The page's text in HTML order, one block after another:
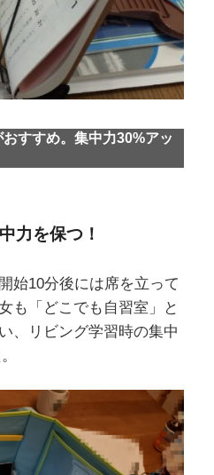
すすめ。集中力30%アッ
力を保つ！
始10分後には席を立って
も「どこでも自習室」と
、リビング学習時の集中